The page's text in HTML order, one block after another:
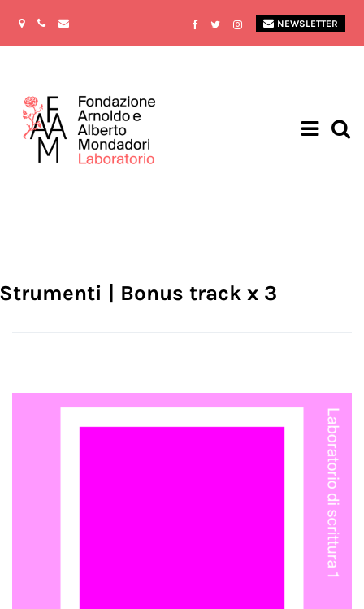
NEWSLETTER
Strumenti | Bonus track x 3